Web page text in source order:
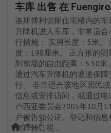
车库 出售 在
洛斯博利切斯住宅楼内的
升降机进入车库，非常适
行措施： 实用长度：5米。
度：198厘米。 正方形的
到前墙的自由距离：5.50米
通过汽车升降机的通道保
行。 非常适合该地区居民
信息或安排访问，或通过
卢西亚委员会2005年10月
户被告知公证、登记和信息
财产转让税...
13 m2